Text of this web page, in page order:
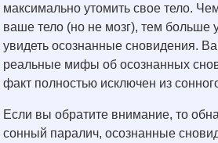
максимально утомить свое тело.
ваше тело (но не мозг), тем больше
увидеть осознанные сновидения.
реальные мифы об осознанных
факт полностью исключен из
Если вы обратите внимание, то
сонный паралич, осознанные